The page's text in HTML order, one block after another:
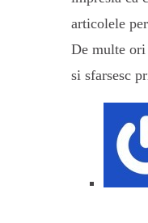
articolele
De multe ori
si sfarsesc